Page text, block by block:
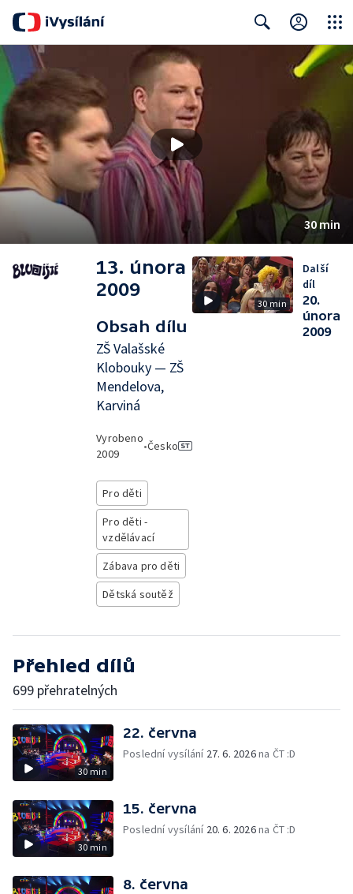
Close
30 min
13. února
2009
Obsah dílu
ZŠ Valašské
Klobouky — ZŠ
Mendelova,
Karviná
Vyrobeno
2009
•Česko
Pro děti
Pro děti -
vzdělávací
Zábava pro děti
Dětská soutěž
30 min
Další
díl
20.
února
2009
Přehled dílů
699 přehratelných
30 min
22. června
Poslední vysílání 27. 6. 2026na ČT :D
30 min
15. června
Poslední vysílání 20. 6. 2026na ČT :D
8. června